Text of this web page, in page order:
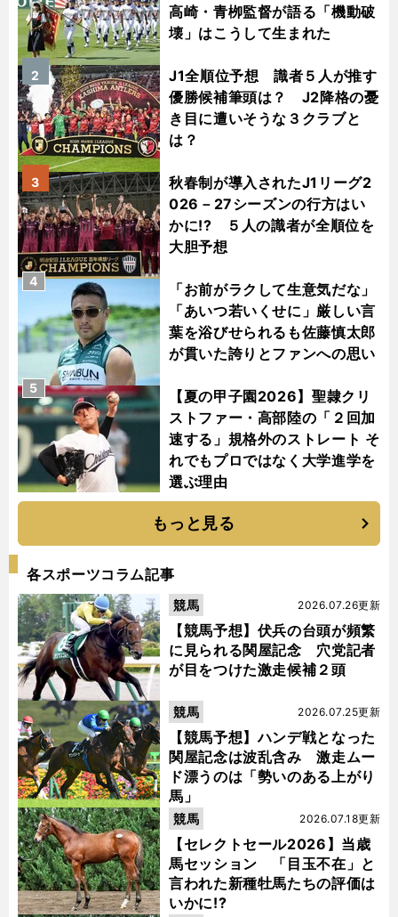
高崎・青栁監督が語る「機動破
壊」はこうして生まれた
J1全順位予想 識者５人が推す
優勝候補筆頭は？ J2降格の憂
き目に遭いそうな３クラブと
は？
2
秋春制が導入されたJ1リーグ2
026－27シーズンの行方はい
かに!? ５人の識者が全順位を
大胆予想
3
「お前がラクして生意気だな」
「あいつ若いくせに」厳しい言
葉を浴びせられるも佐藤慎太郎
が貫いた誇りとファンへの思い
4
【夏の甲子園2026】聖隷クリ
ストファー・高部陸の「２回加
速する」規格外のストレート そ
れでもプロではなく大学進学を
選ぶ理由
5
もっと見る
各スポーツコラム記事
【競馬予想】伏兵の台頭が頻繁
に見られる関屋記念 穴党記者
が目をつけた激走候補２頭
2026.07.26更新
競馬
【競馬予想】ハンデ戦となった
関屋記念は波乱含み 激走ムー
ド漂うのは「勢いのある上がり
馬」
2026.07.25更新
競馬
【セレクトセール2026】当歳
馬セッション 「目玉不在」と
言われた新種牡馬たちの評価は
いかに!?
2026.07.18更新
競馬